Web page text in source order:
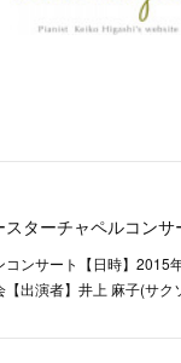
スターチャペルコンサ
コンサート【日時】
【出演者】井上 麻子(サ